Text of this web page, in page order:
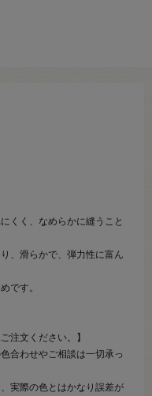
くく、なめらかに縫うこと
、滑らかで、弾力性に富ん
です。
注文ください。】
合わせやご相談は一切承っ
実際の色とはかなり誤差が